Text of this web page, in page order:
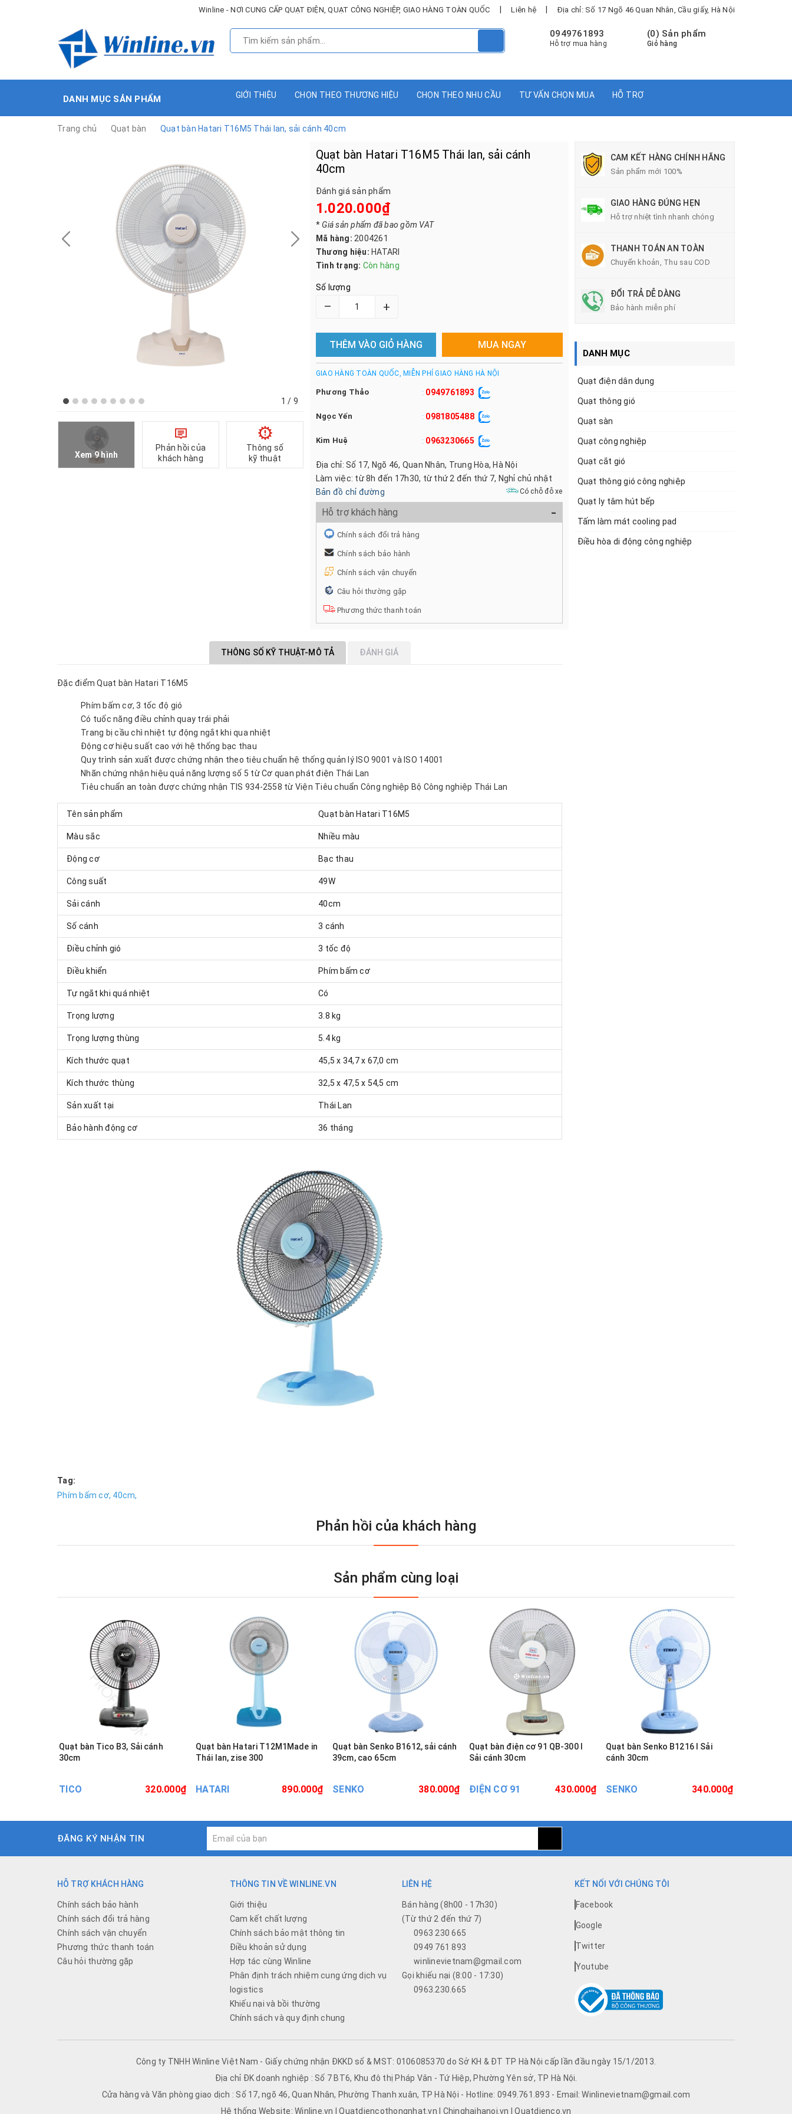
Winline - NƠI CUNG CẤP QUẠT ĐIỆN, QUẠT CÔNG NGHIỆP, GIAO HÀNG TOÀN QUỐC Liên hệ Địa chỉ: Số 17 Ngõ 46 Quan Nhân, Cầu giấy, Hà Nội
(0) Sản phẩm
Giỏ hàng
0949761893
Hỗ trợ mua hàng
DANH MỤC SẢN PHẨM GIỚI THIỆU CHỌN THEO THƯƠNG HIỆU CHỌN THEO NHU CẦU TƯ VẤN CHỌN MUA HỖ TRỢ
Trang chủ Quạt bàn Quạt bàn Hatari T16M5 Thái lan, sải cánh 40cm
1 / 9
Xem 9 hình
Phản hồi của
khách hàng
Thông số
kỹ thuật
Quạt bàn Hatari T16M5 Thái lan, sải cánh
40cm
Đánh giá sản phẩm
1.020.000₫
*Giá sản phẩm đã bao gồm VAT
Mã hàng: 2004261
Thương hiệu: HATARI
Tình trạng: Còn hàng
Số lượng
– +
THÊM VÀO GIỎ HÀNG MUA NGAY
GIAO HÀNG TOÀN QUỐC, MIỄN PHÍ GIAO HÀNG HÀ NỘI
Phương Thảo : 0949761893
Ngọc Yến : 0981805488
Kim Huệ : 0963230665
Địa chỉ: Số 17, Ngõ 46, Quan Nhân, Trung Hòa, Hà Nội
Làm việc: từ 8h đến 17h30, từ thứ 2 đến thứ 7, Nghỉ chủ nhật
Bản đồ chỉ đường
Có chỗ đỗ xe
Hỗ trợ khách hàng -
Chính sách đổi trả hàng
Chính sách bảo hành
Chính sách vận chuyển
Câu hỏi thường gặp
Phương thức thanh toán
THÔNG SỐ KỸ THUẬT-MÔ TẢ ĐÁNH GIÁ
Đặc điểm Quạt bàn Hatari T16M5
Phím bấm cơ, 3 tốc độ gió
Có tuốc năng điều chỉnh quay trái phải
Trang bị cầu chì nhiệt tự động ngắt khi qua nhiệt
Động cơ hiệu suất cao với hệ thống bạc thau
Quy trình sản xuất được chứng nhận theo tiêu chuẩn hệ thống quản lý ISO 9001 và ISO 14001
Nhãn chứng nhận hiệu quả năng lượng số 5 từ Cơ quan phát điện Thái Lan
Tiêu chuẩn an toàn được chứng nhận TIS 934-2558 từ Viện Tiêu chuẩn Công nghiệp Bộ Công nghiệp Thái Lan
Tên sản phẩm Quạt bàn Hatari T16M5
Màu sắc Nhiều màu
Động cơ Bạc thau
Công suất 49W
Sải cánh 40cm
Số cánh 3 cánh
Điều chỉnh gió 3 tốc độ
Điều khiển Phím bấm cơ
Tự ngắt khi quá nhiệt Có
Trọng lượng 3.8 kg
Trọng lượng thùng 5.4 kg
Kích thước quạt 45,5 x 34,7 x 67,0 cm
Kích thước thùng 32,5 x 47,5 x 54,5 cm
Sản xuất tại Thái Lan
Bảo hành động cơ 36 tháng
CAM KẾT HÀNG CHÍNH HÃNG
Sản phẩm mới 100%
GIAO HÀNG ĐÚNG HẸN
Hỗ trợ nhiệt tình nhanh chóng
THANH TOÁN AN TOÀN
Chuyển khoản, Thu sau COD
ĐỔI TRẢ DỄ DÀNG
Bảo hành miễn phí
DANH MỤC
Quạt điện dân dụng
Quạt thông gió
Quạt sàn
Quạt công nghiệp
Quạt cắt gió
Quạt thông gió công nghiệp
Quạt ly tâm hút bếp
Tấm làm mát cooling pad
Điều hòa di động công nghiệp
Tag:
Phím bấm cơ, 40cm,
Phản hồi của khách hàng
Sản phẩm cùng loại
Quạt bàn Tico B3, Sải cánh
30cm
TICO 320.000₫
Quạt bàn Hatari T12M1Made in
Thái lan, zise 300
HATARI 890.000₫
Quạt bàn Senko B1612, sải cánh
39cm, cao 65cm
SENKO 380.000₫
Quạt bàn điện cơ 91 QB-300 I
Sải cánh 30cm
ĐIỆN CƠ 91 430.000₫
Quạt bàn Senko B1216 I Sải
cánh 30cm
SENKO 340.000₫
ĐĂNG KÝ NHẬN TIN
HỖ TRỢ KHÁCH HÀNG
Chính sách bảo hành
Chính sách đổi trả hàng
Chính sách vận chuyển
Phương thức thanh toán
Câu hỏi thường gặp
THÔNG TIN VỀ WINLINE.VN
Giới thiệu
Cam kết chất lượng
Chính sách bảo mật thông tin
Điều khoản sử dụng
Hợp tác cùng Winline
Phân định trách nhiệm cung ứng dịch vụ
logistics
Khiếu nại và bồi thường
Chính sách và quy định chung
LIÊN HỆ
Bán hàng (8h00 - 17h30)
(Từ thứ 2 đến thứ 7)
0963 230 665
0949 761 893
winlinevietnam@gmail.com
Gọi khiếu nại (8:00 - 17:30)
0963.230.665
KẾT NỐI VỚI CHÚNG TÔI
Facebook
Google
Twitter
Youtube
Công ty TNHH Winline Việt Nam - Giấy chứng nhận ĐKKD số & MST: 0106085370 do Sở KH & ĐT TP Hà Nội cấp lần đầu ngày 15/1/2013.
Địa chỉ ĐK doanh nghiệp : Số 7 BT6, Khu đô thị Pháp Vân - Tứ Hiệp, Phường Yên sở, TP Hà Nội.
Cửa hàng và Văn phòng giao dịch : Số 17, ngõ 46, Quan Nhân, Phường Thanh xuân, TP Hà Nội - Hotline: 0949.761.893 - Email: Winlinevietnam@gmail.com
Hệ thống Website: Winline.vn | Quatdiencothongnhat.vn | Chinghaihanoi.vn | Quatdienco.vn